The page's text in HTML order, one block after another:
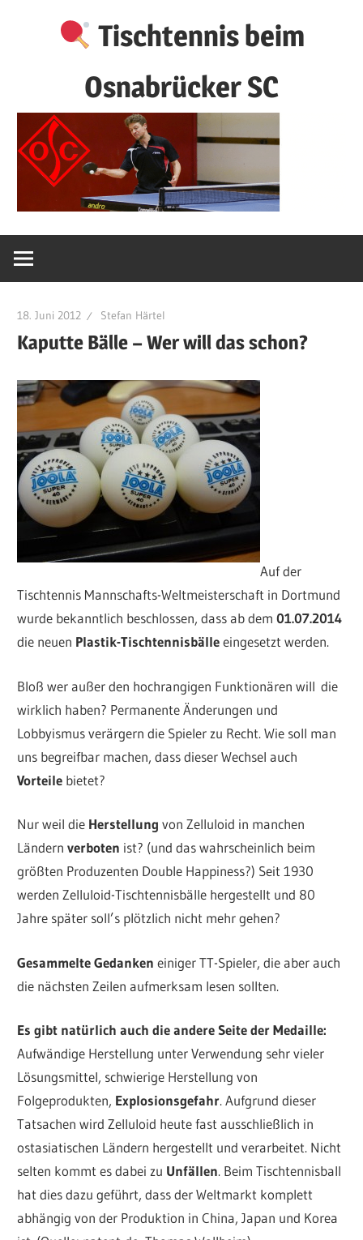
Tischtennis beim
Osnabrücker SC
18. Juni 2012 Stefan Härtel
Kaputte Bälle – Wer will das schon?
Auf der
Tischtennis Mannschafts-Weltmeisterschaft in Dortmund
wurde bekanntlich beschlossen, dass ab dem01.07.2014
die neuen Plastik-Tischtennisbälleeingesetzt werden.
Bloß wer außer den hochrangigen Funktionären will die
wirklich haben? Permanente Änderungen und
Lobbyismus verärgern die Spieler zu Recht. Wie soll man
uns begreifbar machen, dass dieser Wechsel auch
Vorteile bietet?
Nur weil die Herstellung von Zelluloid in manchen
Ländernverboten ist? (und das wahrscheinlich beim
größten Produzenten Double Happiness?) Seit 1930
werden Zelluloid-Tischtennisbälle hergestellt und 80
Jahre später soll’s plötzlich nicht mehr gehen?
Gesammelte Gedanken einiger TT-Spieler, die aber auch
die nächsten Zeilen aufmerksam lesen sollten.
Es gibt natürlich auch die andere Seite der Medaille:
Aufwändige Herstellung unter Verwendung sehr vieler
Lösungsmittel, schwierige Herstellung von
Folgeprodukten, Explosionsgefahr. Aufgrund dieser
Tatsachen wird Zelluloid heute fast ausschließlich in
ostasiatischen Ländern hergestellt und verarbeitet. Nicht
selten kommt es dabei zu Unfällen. Beim Tischtennisball
hat dies dazu geführt, dass der Weltmarkt komplett
abhängig von der Produktion in China, Japan und Korea